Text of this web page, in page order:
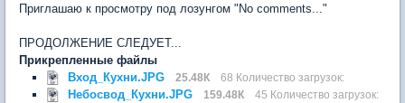
Приглашаю к просмотру под лозунгом "No comments..."
ПРОДОЛЖЕНИЕ СЛЕДУЕТ...
Прикрепленные файлы
Вход_Кухни.JPG
25.48К 68 Количество загрузок:
Небосвод_Кухни.JPG 159.48К 45 Количество загрузок: